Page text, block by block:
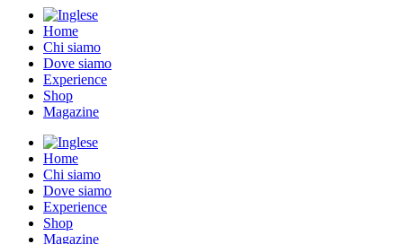
Home
Chi siamo
Dove siamo
Experience
Shop
Magazine
Home
Chi siamo
Dove siamo
Experience
Shop
Magazine